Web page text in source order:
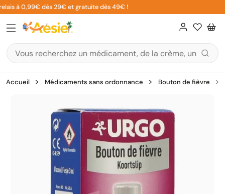
Aller
au
contenu
à 0,99€ dès 29€ et gratuite dès 49€ !
Accueil Médicaments sans ordonnance Bouton de fièvre